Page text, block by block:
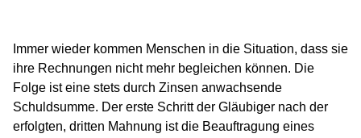
Immer wieder kommen Menschen in die Situation, dass sie
ihre Rechnungen nicht mehr begleichen können. Die
Folge ist eine stets durch Zinsen anwachsende
Schuldsumme. Der erste Schritt der Gläubiger nach der
erfolgten, dritten Mahnung ist die Beauftragung eines